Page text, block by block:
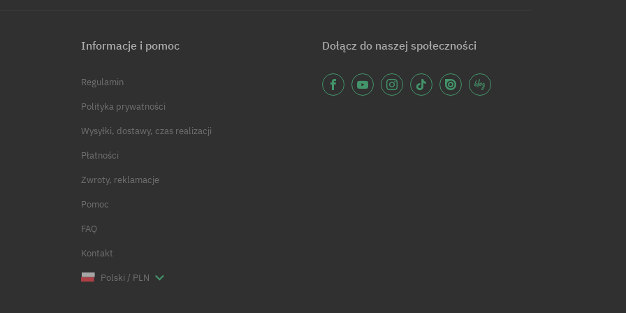
Informacje i pomoc
Regulamin
Polityka prywatności
Wysyłki, dostawy, czas realizacji
Płatności
Zwroty, reklamacje
Pomoc
FAQ
Kontakt
Polski / PLN
Dołącz do naszej społeczności